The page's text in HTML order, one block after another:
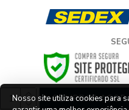
COMPRAR
Nosso site utiliza cookies para